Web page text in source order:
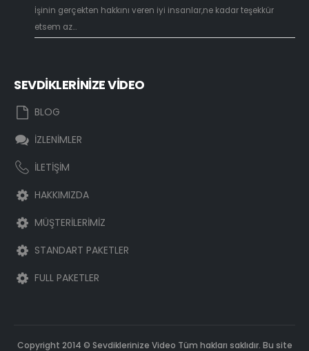
İşinin gerçekten hakkını veren iyi insanlar,ne kadar teşekkür
etsem az...
SEVDİKLERİNİZE VİDEO
BLOG
İZLENİMLER
İLETİŞİM
HAKKIMIZDA
MÜŞTERİLERİMİZ
STANDART PAKETLER
FULL PAKETLER
Copyright 2014 © Sevdiklerinize Video Tüm hakları saklıdır. Bu site